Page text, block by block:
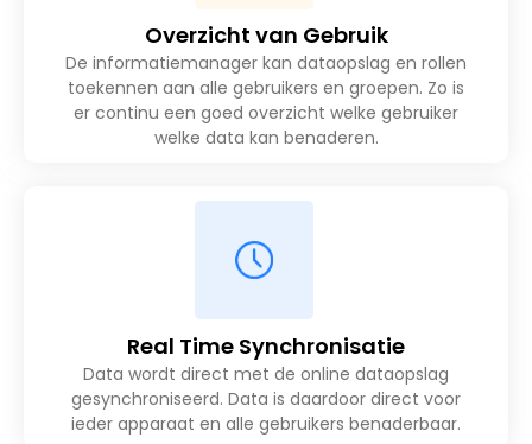
Overzicht van Gebruik
De informatiemanager kan dataopslag en rollen
toekennen aan alle gebruikers en groepen. Zo is
er continu een goed overzicht welke gebruiker
welke data kan benaderen.
Real Time Synchronisatie
Data wordt direct met de online dataopslag
gesynchroniseerd. Data is daardoor direct voor
ieder apparaat en alle gebruikers benaderbaar.